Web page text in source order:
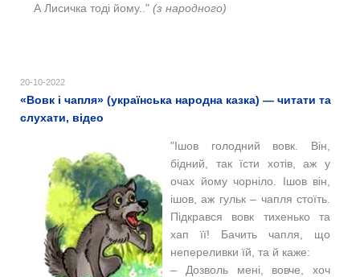
А Лисичка тоді йому.." (з народного)
20-10-2022
«Вовк і чапля» (українська народна казка) — читати та
слухати, відео
"Ішов голодний вовк. Він,
бідний, так їсти хотів, аж у
очах йому чорніло. Ішов він,
ішов, аж гульк – чапля стоїть.
Підкрався вовк тихенько та
хап її! Бачить чапля, що
непереливки їй, та й каже:
– Дозволь мені, вовче, хоч